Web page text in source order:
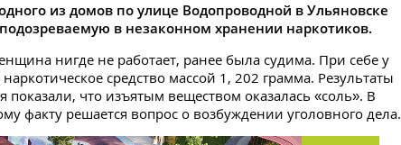
из домов по улице Водопроводной в Ульяновске
в незаконном хранении наркотиков.
нигде не работает, ранее была судима. При себе у
средство массой 1, 202 грамма. Результаты
показали, что изъятым веществом оказалась «соль». В
факту решается вопрос о возбуждении уголовного дела.